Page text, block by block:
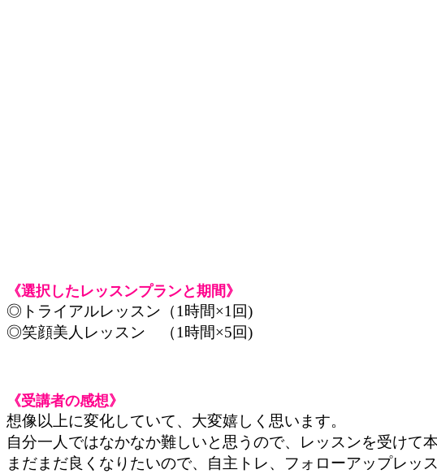
《選択したレッスンプランと期間》
◎トライアルレッスン（1時間×1回)
◎笑顔美人レッスン （1時間×5回)
《受講者の感想》
想像以上に変化していて、大変嬉しく思います。
自分一人ではなかなか難しいと思うので、レッスンを受けて
まだまだ良くなりたいので、自主トレ、フォローアップレッ